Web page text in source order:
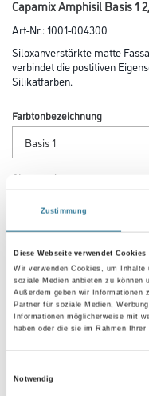
Zustimmung
Diese Webseite verwendet Cookies
Wir verwenden Cookies, um Inhalte
soziale Medien anbieten zu können
Außerdem geben wir Informationen
Partner für soziale Medien,
Informationen möglicherweise mit
haben oder die sie im Rahmen
Notwendig
Capamix Amphisil Basis 1
Art-Nr.:1001-004300
Siloxanverstärkte matte
verbindet die postitiven
Silikatfarben.
Farbtonbezeichnung
Glanzgrad